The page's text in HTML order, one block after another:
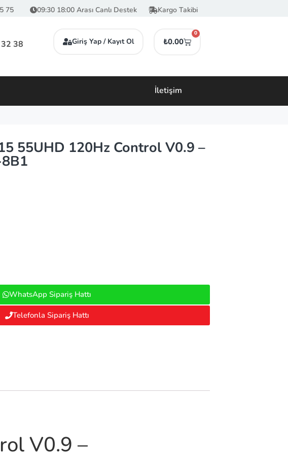
75 09:30 18:00 Arası Canlı Destek Kargo Takibi
38 Giriş Yap / Kayıt Ol ₺0.00
0
İletişim
55UHD 120Hz Control V0.9 –
WhatsApp Sipariş Hattı
Telefonla Sipariş Hattı
V0.9 –